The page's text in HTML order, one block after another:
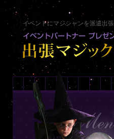
イベントにマジシャンを派遣出張